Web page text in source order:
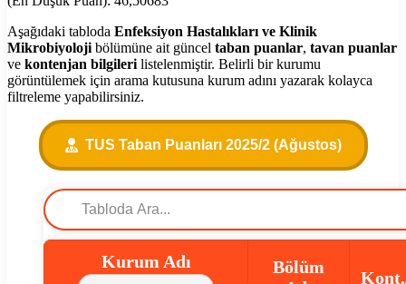
Aşağıdaki tabloda Enfeksiyon Hastalıkları ve Klinik
Mikrobiyoloji bölümüne ait güncel taban puanlar, tavan puanlar
ve kontenjan bilgileri listelenmiştir. Belirli bir kurumu
görüntülemek için arama kutusuna kurum adını yazarak kolayca
filtreleme yapabilirsiniz.
TUS Taban Puanları 2025/2 (Ağustos)
Kurum Adı
Bölüm